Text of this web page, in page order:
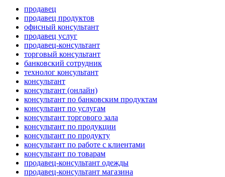
продавец
продавец продуктов
офисный консультант
продавец услуг
продавец-консультант
торговый консультант
банковский сотрудник
технолог консультант
консультант
консультант (онлайн)
консультант по банковским продуктам
консультант по услугам
консультант торгового зала
консультант по продукции
консультант по продукту
консультант по работе с клиентами
консультант по товарам
продавец-консультант одежды
продавец-консультант магазина